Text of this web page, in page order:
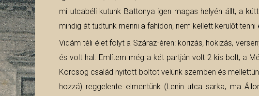
mi utcabéli kutunk Battonya igen magas helyén állt, a
mindig át tudtunk menni a fahídon, nem kellett kerülőt
Vidám téli élet folyt a Száraz-éren: korizás, hokizás,
és volt hal. Említem még a két partján volt 2 kis bolt, a
Korcsog család nyitott boltot velünk szemben és
hozzá) reggelente elmentünk (Lenin utca sarka, ma